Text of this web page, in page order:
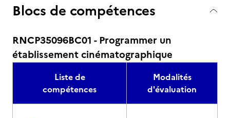
Blocs de compétences
RNCP35096BC01 - Programmer un
établissement cinématographique
Liste de
compétences
Modalités
d'évaluation